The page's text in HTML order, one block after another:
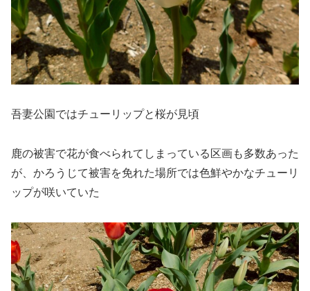
吾妻公園ではチューリップと桜が見頃
鹿の被害で花が食べられてしまっている区画も多数あった
が、かろうじて被害を免れた場所では色鮮やかなチューリ
ップが咲いていた